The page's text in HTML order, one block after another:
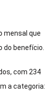
mensal que
benefício.
com 234
a categoria: